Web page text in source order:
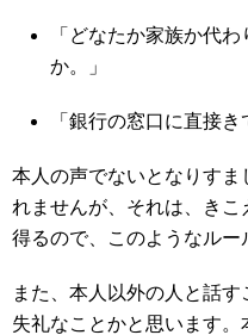
「どなたか家族か代
か。」
「銀行の窓口に直接き
本人の声でないとなりす
れませんが、それは、きこ
得るので、このようなルー
また、本人以外の人と話
失礼なことかと思います